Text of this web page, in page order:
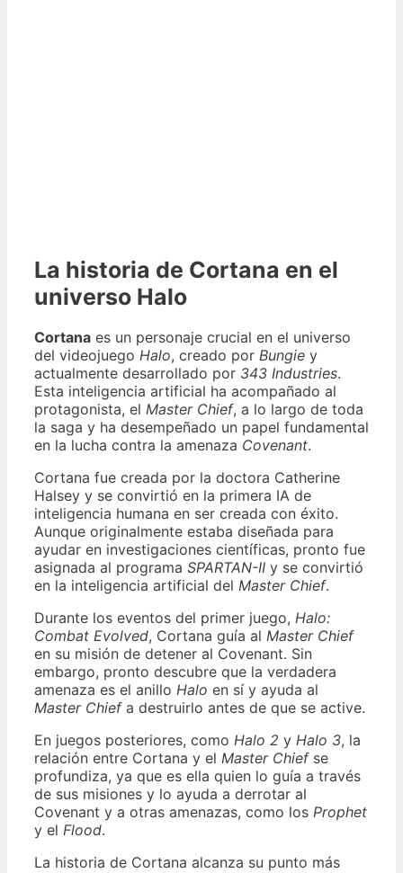
La historia de Cortana en el
universo Halo
Cortana es un personaje crucial en el universo
del videojuego Halo, creado por Bungie y
actualmente desarrollado por 343 Industries.
Esta inteligencia artificial ha acompañado al
protagonista, el Master Chief, a lo largo de toda
la saga y ha desempeñado un papel fundamental
en la lucha contra la amenaza Covenant.
Cortana fue creada por la doctora Catherine
Halsey y se convirtió en la primera IA de
inteligencia humana en ser creada con éxito.
Aunque originalmente estaba diseñada para
ayudar en investigaciones científicas, pronto fue
asignada al programa SPARTAN-II y se convirtió
en la inteligencia artificial del Master Chief.
Durante los eventos del primer juego, Halo:
Combat Evolved, Cortana guía al Master Chief
en su misión de detener al Covenant. Sin
embargo, pronto descubre que la verdadera
amenaza es el anillo Halo en sí y ayuda al
Master Chiefa destruirlo antes de que se active.
En juegos posteriores, como Halo 2 y Halo 3, la
relación entre Cortana y el Master Chiefse
profundiza, ya que es ella quien lo guía a través
de sus misiones y lo ayuda a derrotar al
Covenant y a otras amenazas, como los Prophet
y el Flood.
La historia de Cortana alcanza su punto más